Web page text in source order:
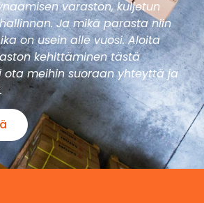
varaston, kuljetun
Ja mikä parasta niin
on usein alle vuosi. Aloita
kehittäminen tästä
ota meihin suoraan yhteyttä ja